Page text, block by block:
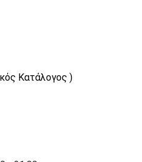
Κατάλογος )